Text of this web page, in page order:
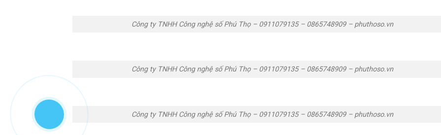
Công ty TNHH Công nghệ số Phú Thọ – 0911079135 – 0865748909 – phuthoso.vn
Công ty TNHH Công nghệ số Phú Thọ – 0911079135 – 0865748909 – phuthoso.vn
Công ty TNHH Công nghệ số Phú Thọ – 0911079135 – 0865748909 – phuthoso.vn